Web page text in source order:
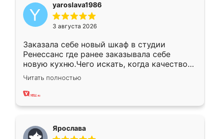
yaroslava1986
3 августа 2026
Заказала себе новый шкаф в студии
Ренессанс где ранее заказывала себе
новую кухню.Чего искать, когда качеством
вполне довольна. Служит кухня уже почти
два года, нареканий нет.
Читать полностью
Ярослава